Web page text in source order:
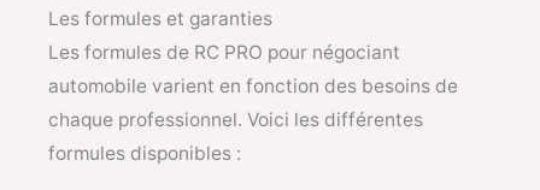
Les formules et garanties
Les formules de RC PRO pour négociant
automobile varient en fonction des besoins de
chaque professionnel. Voici les différentes
formules disponibles :